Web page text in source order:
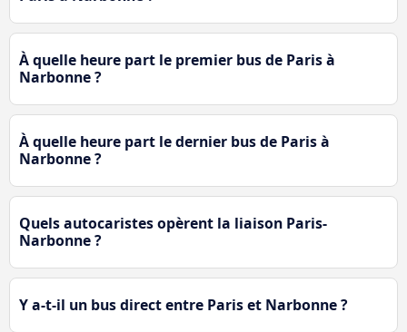
À quelle heure part le premier bus de Paris à
Narbonne ?
À quelle heure part le dernier bus de Paris à
Narbonne ?
Quels autocaristes opèrent la liaison Paris-
Narbonne ?
Y a-t-il un bus direct entre Paris et Narbonne ?